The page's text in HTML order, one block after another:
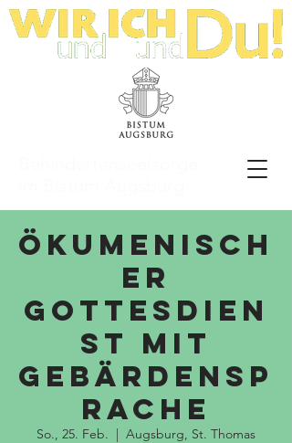
Ökumenisch
er
Gottesdien
st mit
Gebärdensp
rache
So., 25. Feb.
  |
Augsburg, St. Thomas